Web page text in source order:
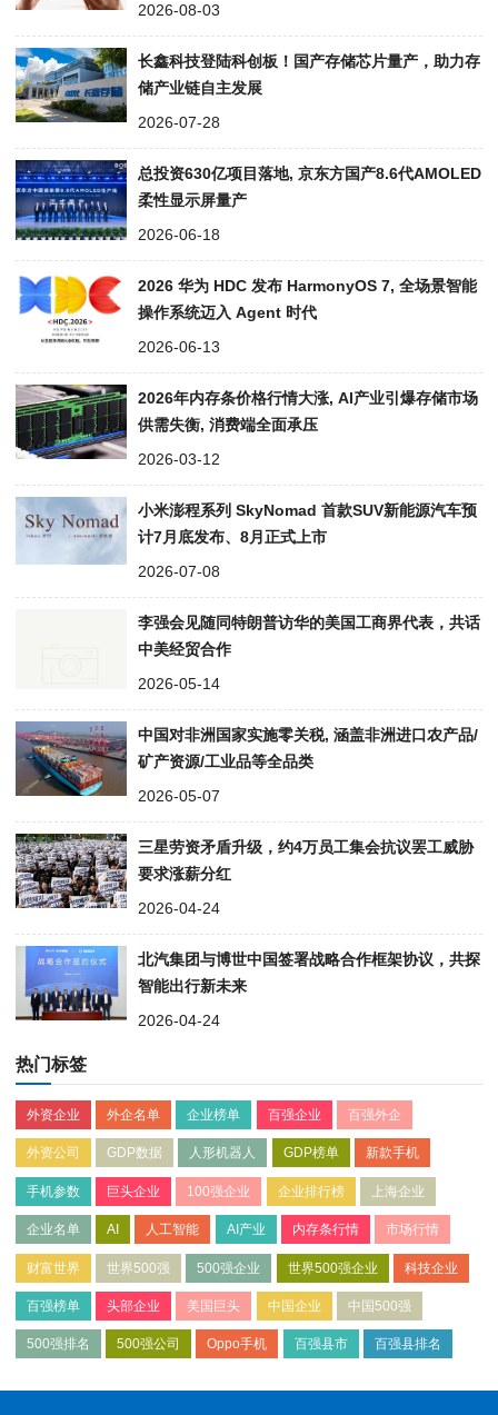
2026-08-03
长鑫科技登陆科创板！国产存储芯片量产，助力存
储产业链自主发展
2026-07-28
总投资630亿项目落地, 京东方国产8.6代AMOLED
柔性显示屏量产
2026-06-18
2026 华为 HDC 发布 HarmonyOS 7, 全场景智能
操作系统迈入 Agent 时代
2026-06-13
2026年内存条价格行情大涨, AI产业引爆存储市场
供需失衡, 消费端全面承压
2026-03-12
小米澎程系列 SkyNomad 首款SUV新能源汽车预
计7月底发布、8月正式上市
2026-07-08
李强会见随同特朗普访华的美国工商界代表，共话
中美经贸合作
2026-05-14
中国对非洲国家实施零关税, 涵盖非洲进口农产品/
矿产资源/工业品等全品类
2026-05-07
三星劳资矛盾升级，约4万员工集会抗议罢工威胁
要求涨薪分红
2026-04-24
北汽集团与博世中国签署战略合作框架协议，共探
智能出行新未来
2026-04-24
热门标签
外资企业 外企名单 企业榜单 百强企业 百强外企
外资公司 GDP数据 人形机器人 GDP榜单 新款手机
手机参数 巨头企业 100强企业 企业排行榜 上海企业
企业名单 AI 人工智能 AI产业 内存条行情 市场行情
财富世界 世界500强 500强企业 世界500强企业 科技企业
百强榜单 头部企业 美国巨头 中国企业 中国500强
500强排名 500强公司 Oppo手机 百强县市 百强县排名